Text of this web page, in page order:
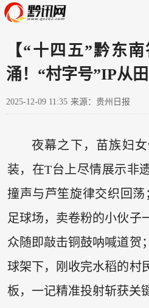
【“十四五”黔东
涌！“村字号”IP从
2025-12-09 11:35 来源：贵州日报
夜幕之下，苗族妇
装，在T台上尽情展示非
撞声与芦笙旋律交织回荡
足球场，卖卷粉的小伙子
众随即敲击铜鼓呐喊道贺
球架下，刚收完水稻的村
板，一记精准投射斩获关